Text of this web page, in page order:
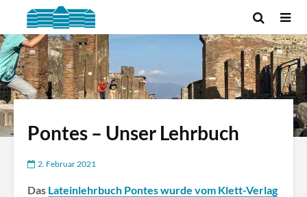
Pontes – Unser Lehrbuch
2. Februar 2021
Das Lateinlehrbuch Pontes wurde vom Klett-Verlag